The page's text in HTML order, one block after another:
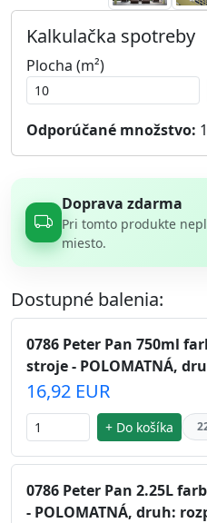
Kalkulačka spotreby
Plocha (m²)
Odporúčané množstvo:
Doprava zdarma
Pri tomto produkte
miesto.
Dostupné balenia:
0786 Peter Pan 750ml
stroje - POLOMATNÁ,
16,92 EUR
+ Do košíka
0786 Peter Pan 2.25L
- POLOMATNÁ, druh: